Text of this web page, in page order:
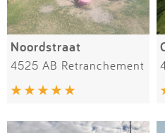
Noordstraat
4525 AB Retranchement